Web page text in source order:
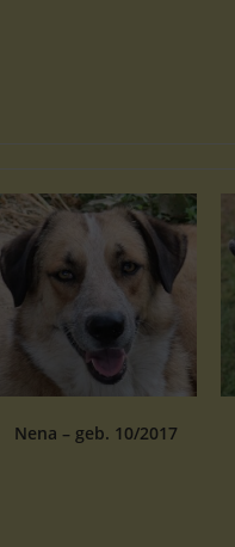
Nena – geb. 10/2017